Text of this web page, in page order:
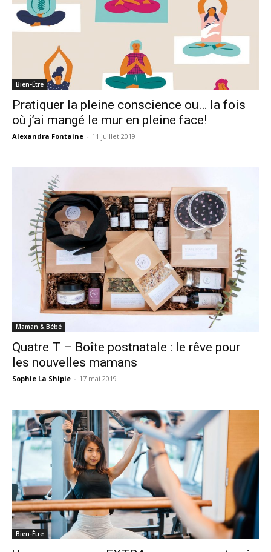
Bien-Être
Pratiquer la pleine conscience ou… la fois
où j’ai mangé le mur en pleine face!
Alexandra Fontaine - 11 juillet 2019
Maman & Bébé
Quatre T – Boîte postnatale : le rêve pour
les nouvelles mamans
Sophie La Shipie - 17 mai 2019
Bien-Être